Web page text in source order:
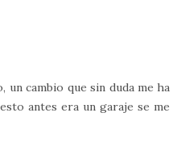
un cambio que sin duda me ha
antes era un garaje se me